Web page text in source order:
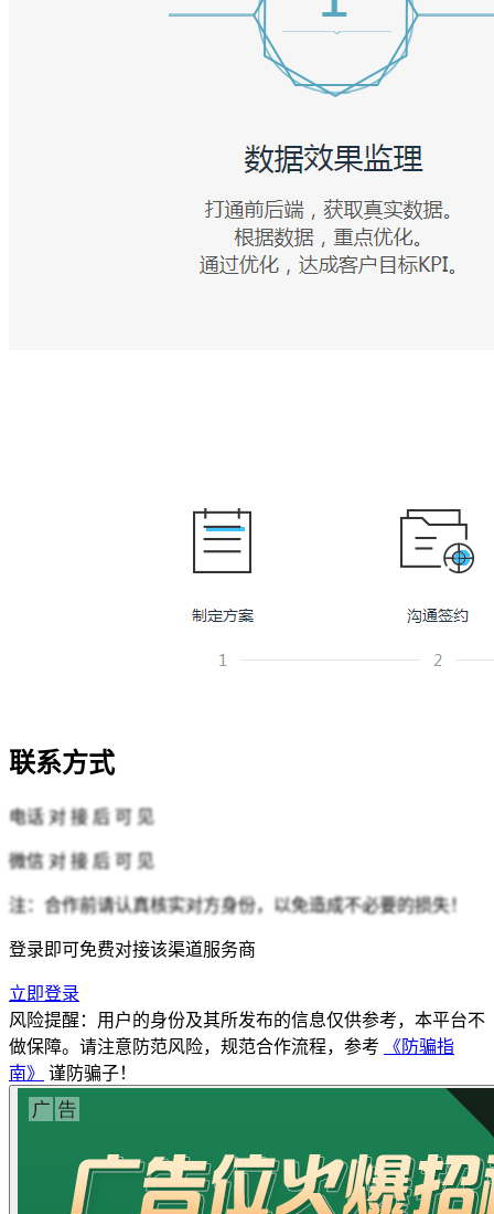
联系方式
电话 对 接 后 可 见
微信 对 接 后 可 见
注：合作前请认真核实对方身份，以免造成不必要的损失！
登录即可免费对接该渠道服务商
立即登录
风险提醒：用户的身份及其所发布的信息仅供参考，本平台不
做保障。请注意防范风险，规范合作流程，参考
《防骗指
南》
谨防骗子！